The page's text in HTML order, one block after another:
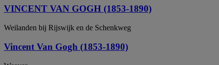
VINCENT VAN GOGH (1853-1890)
Weilanden bij Rijswijk en de Schenkweg
Vincent Van Gogh (1853-1890)